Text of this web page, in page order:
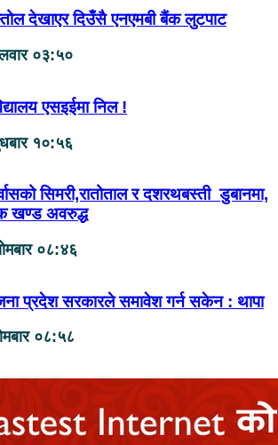
देखाएर दिउँसै एनएमबी बैंक लुटपाट
०३:५०
एसइईमा निल !
१०:५६
सिमरी,रातोताल र दशरथबस्ती डुबानमा,
खण्ड अवरुद्ध
०८:४६
प्रदेश सरकारले समावेश गर्न सकेन : थापा
०८:५८